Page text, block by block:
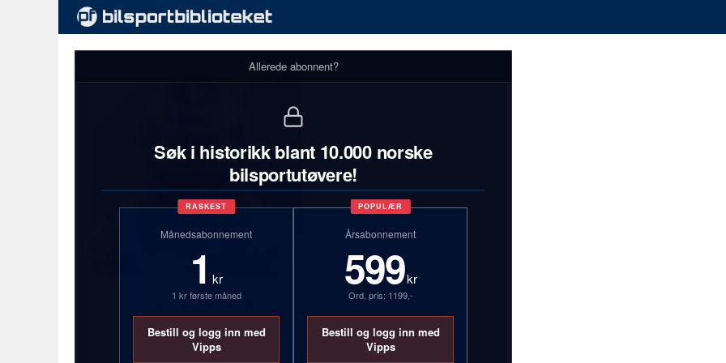
Daniel Bjørk
Nordgaard
Allerede abonnent?
Søk i historikk blant 10.000 norske
bilsportutøvere!
RASKEST
Månedsabonnement
1 kr
1 kr første måned
Bestill og logg inn med
Vipps
POPULÆR
Årsabonnement
599kr
Ord. pris: 1199,-
Bestill og logg inn med
Vipps